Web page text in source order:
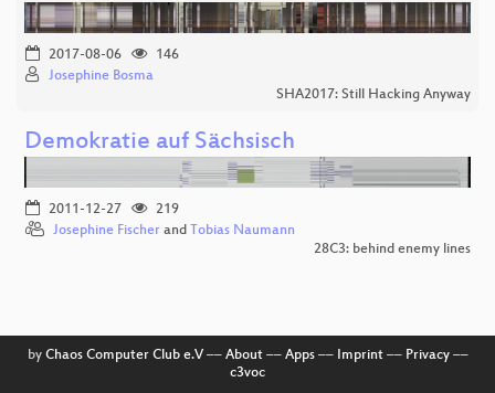
2017-08-06
146
Josephine Bosma
SHA2017: Still Hacking Anyway
Demokratie auf Sächsisch
2011-12-27
219
Josephine Fischer and Tobias Naumann
28C3: behind enemy lines
by Chaos Computer Club e.V–– About–– Apps–– Imprint–– Privacy––
c3voc